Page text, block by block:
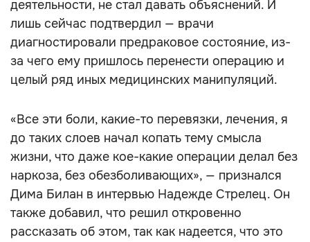
деятельности, не стал давать объяснений. И
лишь сейчас подтвердил — врачи
диагностировали предраковое состояние, из-
за чего ему пришлось перенести операцию и
целый ряд иных медицинских манипуляций.
«Все эти боли, какие-то перевязки, лечения, я
до таких слоев начал копать тему смысла
жизни, что даже кое-какие операции делал без
наркоза, без обезболивающих», — признался
Дима Билан в интервью Надежде Стрелец. Он
также добавил, что решил откровенно
рассказать об этом, так как надеется, что это